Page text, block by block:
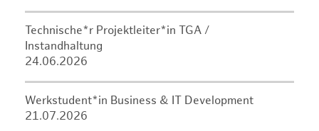
Technische*r Projektleiter*in TGA /
Instandhaltung
24.06.2026
Werkstudent*in Business & IT Development
21.07.2026